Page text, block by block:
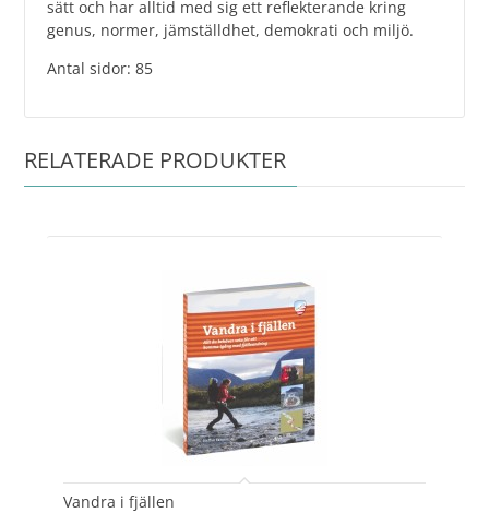
sätt och har alltid med sig ett reflekterande kring
genus, normer, jämställdhet, demokrati och miljö.
Antal sidor: 85
RELATERADE PRODUKTER
Vandra i fjällen